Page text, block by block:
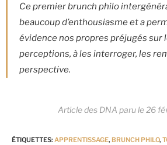
Ce premier brunch philo
beaucoup d’enthousiasme et a
évidence nos propres préjugés sur
perceptions, à les interroger, les
perspective.
Article des DNA paru le 26
ÉTIQUETTES: APPRENTISSAGE, BRUNCH PHILO,